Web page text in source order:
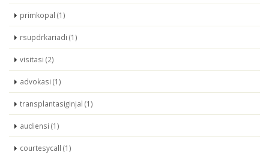
primkopal (1)
rsupdrkariadi (1)
visitasi (2)
advokasi (1)
transplantasiginjal (1)
audiensi (1)
courtesycall (1)